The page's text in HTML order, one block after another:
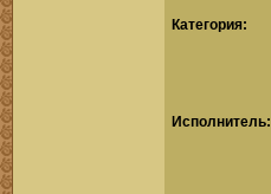
Категория:
Исполнитель: